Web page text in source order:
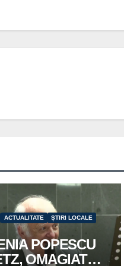
ACTUALITATE ȘTIRI LOCALE
POPESCU
OMAGIATĂ